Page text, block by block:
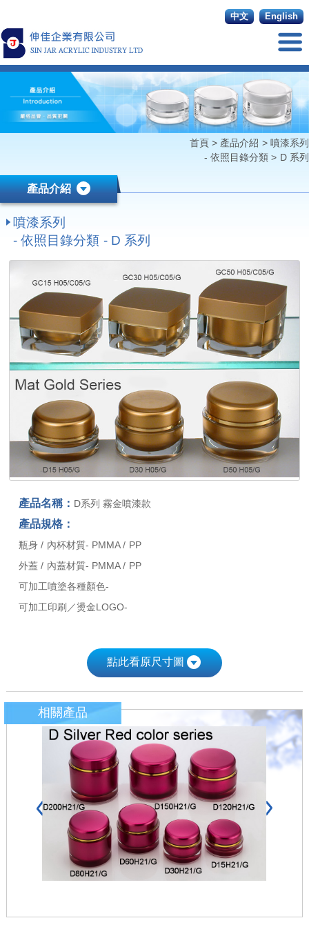
English
中文
首頁> 產品介紹 > 噴漆系列
- 依照目錄分類 > D 系列
產品介紹
噴漆系列
- 依照目錄分類 - D 系列
產品名稱： D系列 霧金噴漆款
產品規格：
瓶身 / 內杯材質- PMMA / PP
外蓋 / 內蓋材質- PMMA / PP
可加工噴塗各種顏色-
可加工印刷／燙金LOGO-
點此看原尺寸圖
相關產品